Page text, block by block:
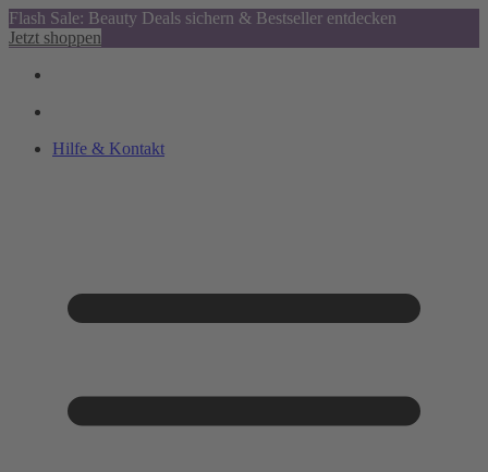
Flash Sale: Beauty Deals sichern & Bestseller entdecken
Jetzt shoppen
Hilfe & Kontakt